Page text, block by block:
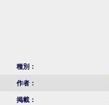
種別：
作者：
掲載：